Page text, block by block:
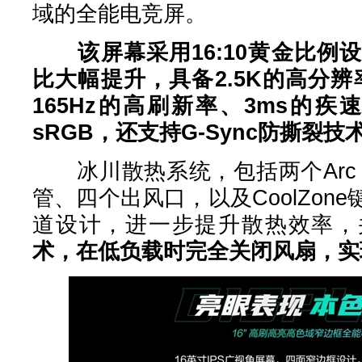
域的全能电竞屏。
该屏幕采用16:10黄金比例
比大幅提升，具备2.5K的高分
165Hz的高刷新率、3ms的疾
sRGB，还支持G-Sync防撕裂技
冰川散热系统，包括两个Arc
管、四个出风口，以及CoolZone
道设计，进一步提升散热效率
术，在低负载时完全关闭风扇，